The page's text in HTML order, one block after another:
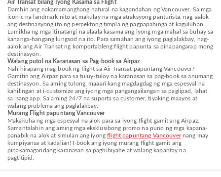
Air Transat bilang Iyong Kasama sa Flight
Damhin ang nakamamanghang natural na kagandahan ng Vancouver. Sa mga
iconic na landmark nito at makulay na mga atraksyong panturista, nag-aalok
ang destinasyong ito ng perpektong timpla ng pagpapahinga at kaguluhan.
Lumikha ng mga itinatangi na alaala kasama ang iyong mga mahal sa buhay sa
kahanga-hangang lungsod na ito. Para samahan ang iyong paglalakbay, nag-
aalok ang Air Transat ng komportableng flight papunta sa pinapangarap mong
destinasyon.
Walang putol na Karanasan sa Pag-book sa Airpaz
Nahihirapang mag-book ng flight sa Air Transat papuntang Vancouver?
Gamitin ang Airpaz para sa tuluy-tuloy na karanasan sa pag-book sa anumang
destinasyon. Sa aming tulong, maaari kang magdagdag ng mga espesyal na
kahilingan at i-customize ang iyong mga pangangailangan sa paglipad, lahat
sa isang app. Sa aming 24/7 na suporta sa customer, tiyaking maayos at
walang problema ang paglalakbay.
Murang Flight papuntang Vancouver
Makakuha ng mga espesyal na alok para sa iyong flight gamit ang Airpaz.
Samantalahin ang aming mga eksklusibong promo na puno ng mga kapana-
panabik na alok at simulan ang iyongflight papuntang Vancouvernang may
kumpiyansa at kadalian! I-book ang iyong murang flight gamit ang
pinakamagandang karanasan sa pagbibiyahe at walang kapantay na
pagtitipid.